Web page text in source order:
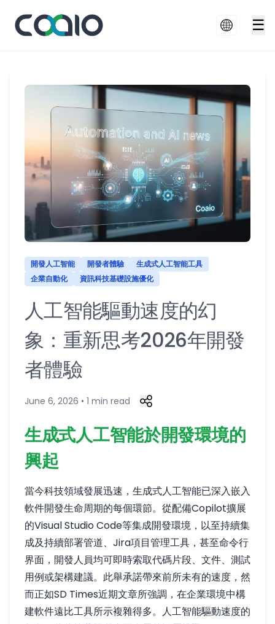
☰
開發人工智能 開發者體驗
生成式人工智能工具
企業自動化
資訊科技基礎設施優化
人工智能驅動速度的幻
象：重新思考2026年開發
者體驗
June 6, 2026 • 1 min read
生成式人工智能於開發環境的
興起
當今科技領域發展迅速，生成式人工智能已深入嵌入
軟件開發生命周期的每個環節。從配備Copilot擴展
的Visual Studio Code等集成開發環境，以至持續集
成及持續部署管道、Jira項目管理工具，甚至命令行
界面，開發人員均可即時索取代碼片段、文件、測試
用例或架構建議。此舉承諾帶來前所未有的速度，然
而正如SD Times近期文章所強調，在企業環境中構
建軟件遠比工具所示複雜得多。人工智能驅動速度的